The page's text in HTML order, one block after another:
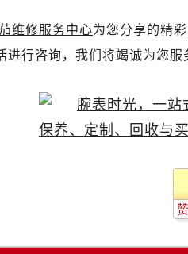
省白山市浑江区浑江大街欧米
省四平市铁东区紫气大路与南
省松原市宁江区五环大街欧米
省延边市延吉市解放路欧米茄
省鞍山市铁东区站前街欧米茄
省本溪市平山区胜利路欧米茄
省朝阳市双塔区新华路欧米茄
维修服务中心为您分享的精
进行咨询，我们将竭诚为您服